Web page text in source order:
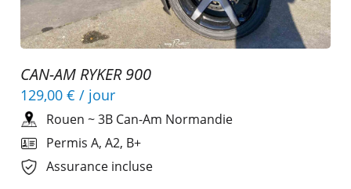
CAN-AM RYKER 900
129,00 € / jour
Rouen ~3B Can-Am Normandie
Permis A, A2, B+
Assurance incluse